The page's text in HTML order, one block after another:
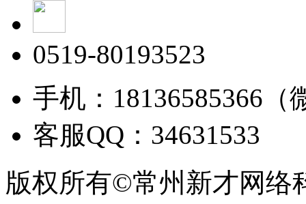
0519-80193523
手机：18136585366（
客服QQ：34631533
版权所有©常州新才网络